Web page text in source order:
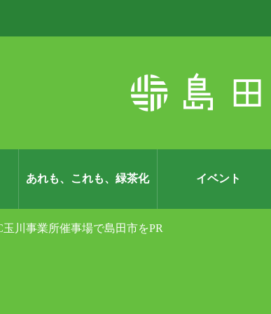
あれも、これも、緑茶化 イベント
玉川事業所催事場で島田市をPR